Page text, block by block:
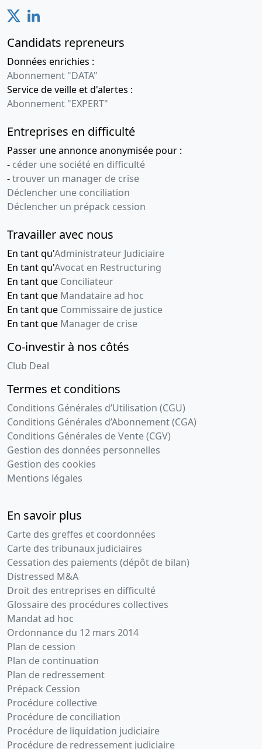
Candidats repreneurs
Données enrichies :
Abonnement "DATA"
Service de veille et d'alertes :
Abonnement "EXPERT"
Entreprises en difficulté
Passer une annonce anonymisée pour :
- céder une société en difficulté
-trouver un manager de crise
Déclencher une conciliation
Déclencher un prépack cession
Travailler avec nous
En tant qu'Administrateur Judiciaire
En tant qu'Avocat en Restructuring
En tant que Conciliateur
En tant que Mandataire ad hoc
En tant que Commissaire de justice
En tant que Manager de crise
Co-investir à nos côtés
Club Deal
Termes et conditions
Conditions Générales d’Utilisation (CGU)
Conditions Générales d’Abonnement (CGA)
Conditions Générales de Vente (CGV)
Gestion des données personnelles
Gestion des cookies
Mentions légales
En savoir plus
Carte des greffes et coordonnées
Carte des tribunaux judiciaires
Cessation des paiements (dépôt de bilan)
Distressed M&A
Droit des entreprises en difficulté
Glossaire des procédures collectives
Mandat ad hoc
Ordonnance du 12 mars 2014
Plan de cession
Plan de continuation
Plan de redressement
Prépack Cession
Procédure collective
Procédure de conciliation
Procédure de liquidation judiciaire
Procédure de redressement judiciaire